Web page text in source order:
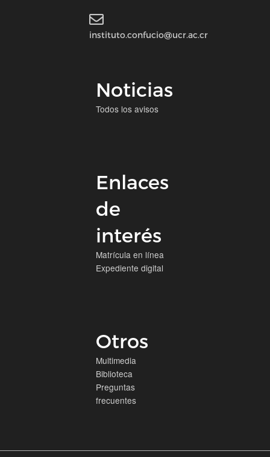
instituto.confucio@ucr.ac.cr
Noticias
Todos los avisos
Enlaces
de
interés
Matrícula en línea
Expediente digital
Otros
Multimedia
Biblioteca
Preguntas
frecuentes